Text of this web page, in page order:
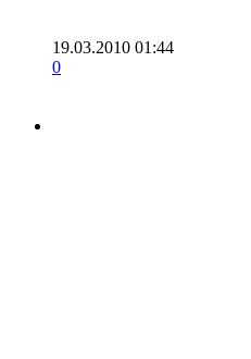
19.03.2010 01:44
0